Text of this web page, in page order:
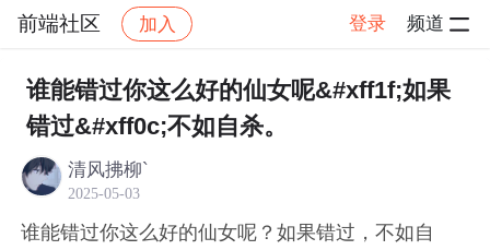
前端社区 加入 登录 频道
社区 前端社区 感慨 帖子详情
谁能错过你这么好的仙女呢&#xff1f;如果
错过&#xff0c;不如自杀。
清风拂柳`
2025-05-03
谁能错过你这么好的仙女呢？如果错过，不如自